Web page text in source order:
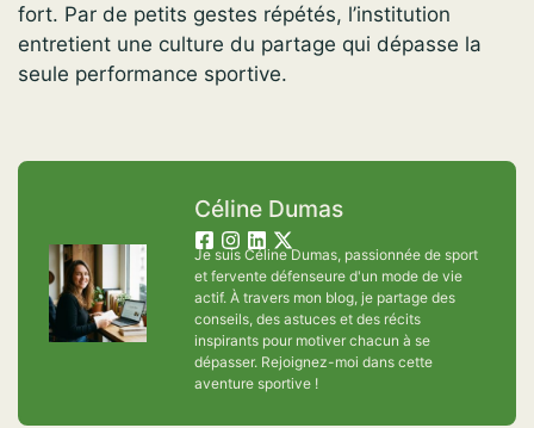
fort. Par de petits gestes répétés, l’institution
entretient une culture du partage qui dépasse la
seule performance sportive.
Céline Dumas
Je suis Céline Dumas, passionnée de sport
et fervente défenseure d'un mode de vie
actif. À travers mon blog, je partage des
conseils, des astuces et des récits
inspirants pour motiver chacun à se
dépasser. Rejoignez-moi dans cette
aventure sportive !